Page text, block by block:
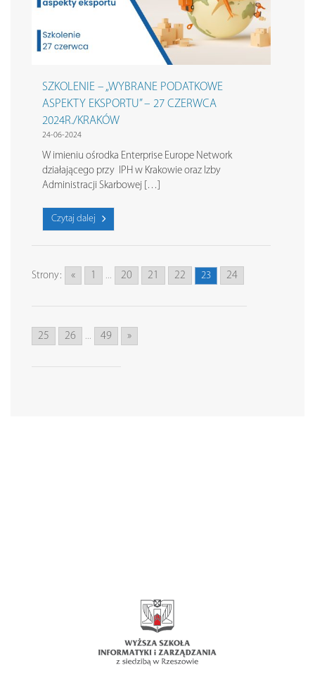
SZKOLENIE – „WYBRANE PODATKOWE
ASPEKTY EKSPORTU” – 27 CZERWCA
2024R./KRAKÓW
24-06-2024
W imieniu ośrodka Enterprise Europe Network
działającego przy IPH w Krakowie oraz Izby
Administracji Skarbowej […]
Czytaj dalej
Strony: « 1 ... 20 21 22 23 24
25 26 ... 49 »